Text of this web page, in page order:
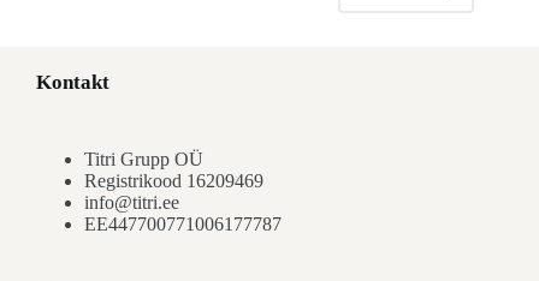
Kontakt
Titri Grupp OÜ
Registrikood 16209469
info@titri.ee
EE447700771006177787